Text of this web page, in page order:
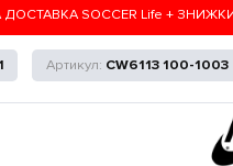
SOCCER Life +
CW6113 100-1003